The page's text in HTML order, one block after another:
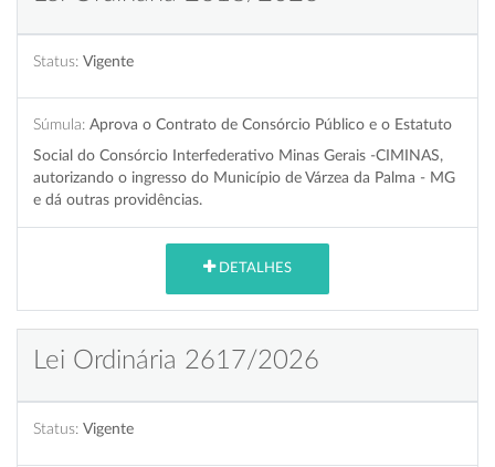
Status: Vigente
Súmula: Aprova o Contrato de Consórcio Público e o Estatuto
Social do Consórcio Interfederativo Minas Gerais -CIMINAS,
autorizando o ingresso do Município de Várzea da Palma - MG
e dá outras providências.
DETALHES
Lei Ordinária 2617/2026
Status: Vigente